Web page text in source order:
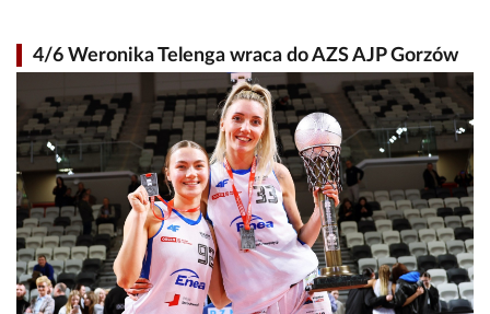
4/6 Weronika Telenga wraca do AZS AJP Gorzów